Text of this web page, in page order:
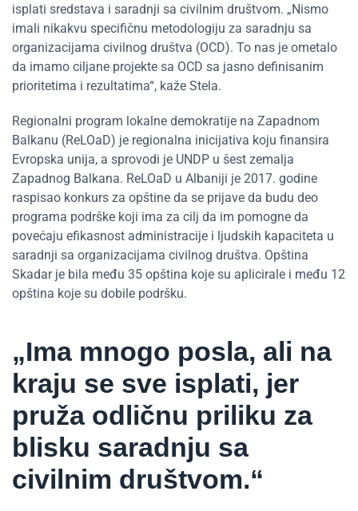
isplati sredstava i saradnji sa civilnim društvom. „Nismo
imali nikakvu specifičnu metodologiju za saradnju sa
organizacijama civilnog društva (OCD). To nas je ometalo
da imamo ciljane projekte sa OCD sa jasno definisanim
prioritetima i rezultatima“, kaže Stela.
Regionalni program lokalne demokratije na Zapadnom
Balkanu (ReLOaD) je regionalna inicijativa koju finansira
Evropska unija, a sprovodi je UNDP u šest zemalja
Zapadnog Balkana. ReLOaD u Albaniji je 2017. godine
raspisao konkurs za opštine da se prijave da budu deo
programa podrške koji ima za cilj da im pomogne da
povećaju efikasnost administracije i ljudskih kapaciteta u
saradnji sa organizacijama civilnog društva. Opština
Skadar je bila među 35 opština koje su aplicirale i među 12
opština koje su dobile podršku.
„Ima mnogo posla, ali na
kraju se sve isplati, jer
pruža odličnu priliku za
blisku saradnju sa
civilnim društvom.“